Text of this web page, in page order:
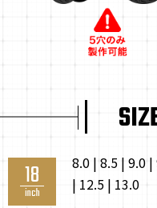
18
inch
8.0 | 8.5 | 9.0
| 12.5 | 13.0